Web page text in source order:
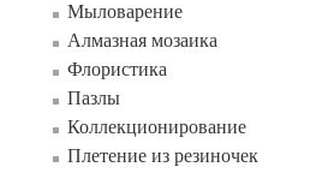
Мыловарение
Алмазная мозаика
Флористика
Пазлы
Коллекционирование
Плетение из резиночек